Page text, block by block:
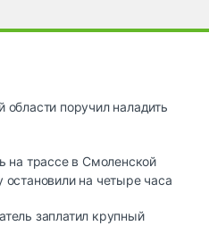
области поручил наладить
на трассе в Смоленской
на четыре часа
заплатил крупный